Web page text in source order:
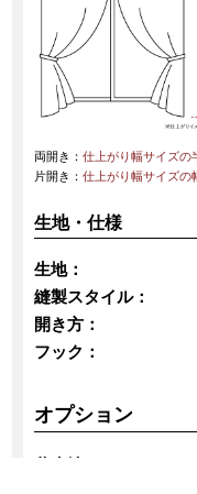
両開き：仕上がり幅サイズの
片開き：仕上がり幅サイズの
生地・仕様
生地：
縫製スタイル：
開き方：
フック：
オプション